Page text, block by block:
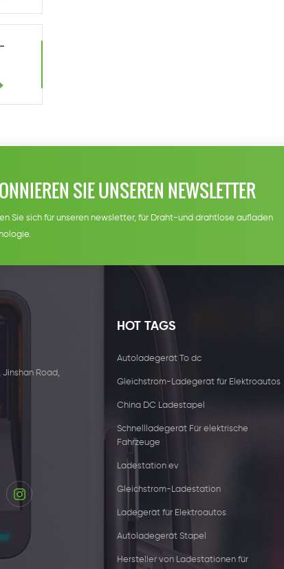
SIE UNSEREN NEWSLETTER
Sie sich für unseren newsletter, für Draht-und drahtlose aufladen
Jinshan Road,
HOT TAGS
Autoladegerät To dc
Gleichstrom-Ladegerät für Elektroautos
China DC Ladestapel
Schnellladegerät Für elektrische
Fahrzeuge
Ladestation ev
Gleichstrom-Ladestation
Ladegerät für Elektroautos
Autoladegerät Stapel
Hersteller von Ladestationen für
15W kabelloser